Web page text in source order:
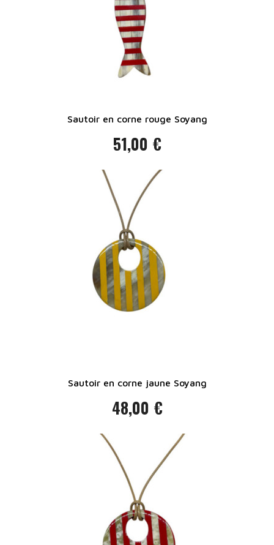
Sautoir en corne rouge Soyang
Prix
51,00 €
Sautoir en corne jaune Soyang
Prix
48,00 €